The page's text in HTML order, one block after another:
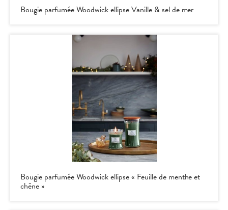
Bougie parfumée Woodwick ellipse Vanille & sel de mer
Bougie parfumée Woodwick ellipse « Feuille de menthe et
chêne »